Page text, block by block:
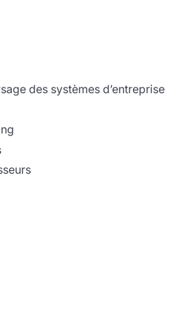
des systèmes d’entreprise